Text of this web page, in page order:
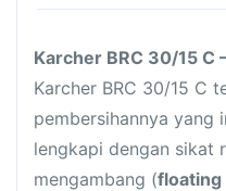
Karcher BRC 30/15 C
Karcher BRC 30/15 C
pembersihannya yang
lengkapi dengan sikat
mengambang (floating